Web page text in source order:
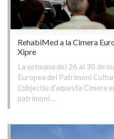
RehabiMed a la Cimera
Xipre
La setmana del 26 al 30 de
Europea del Patrimoni
L’objectiu d’aquesta
patrimoni …